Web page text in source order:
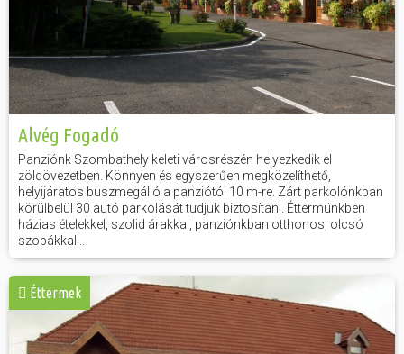
Alvég Fogadó
Panziónk Szombathely keleti városrészén helyezkedik el
zöldövezetben. Könnyen és egyszerűen megközelíthető,
helyijáratos buszmegálló a panziótól 10 m-re. Zárt parkolónkban
körülbelül 30 autó parkolását tudjuk biztosítani. Éttermünkben
házias ételekkel, szolid árakkal, panziónkban otthonos, olcsó
szobákkal...
Éttermek